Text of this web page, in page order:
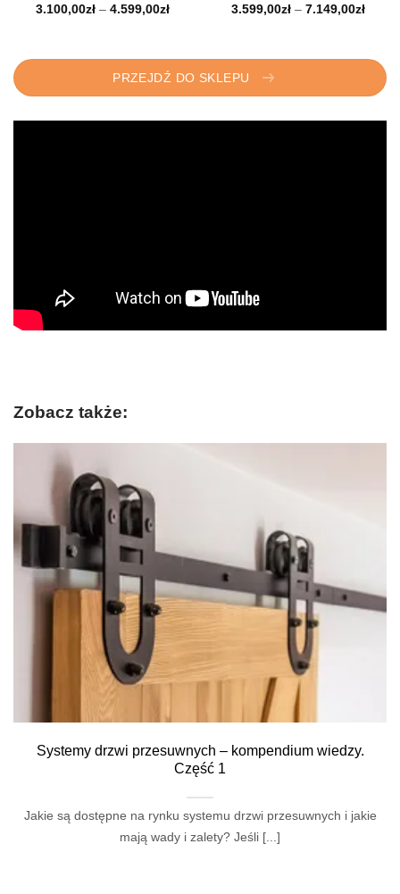
3.100,00zł– 4.599,00zł
3.599,00zł– 7.149,00zł
PRZEJDŹ DO SKLEPU
Zobacz także:
Systemy drzwi przesuwnych – kompendium wiedzy.
Część 1
Jakie są dostępne na rynku systemu drzwi przesuwnych i jakie
mają wady i zalety? Jeśli [...]